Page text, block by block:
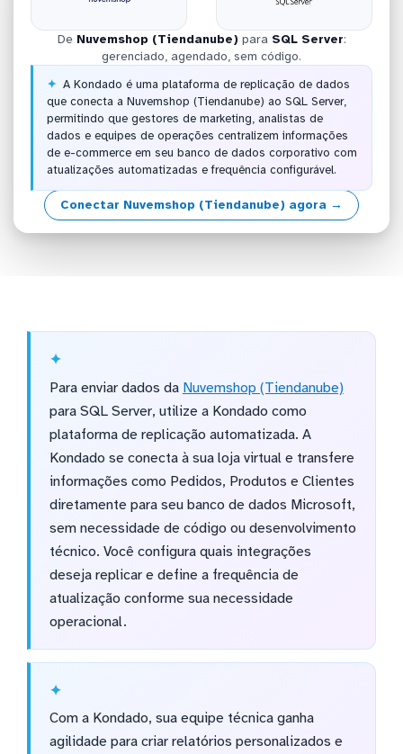
De Nuvemshop (Tiendanube) para SQL Server:
gerenciado, agendado, sem código.
A Kondado é uma plataforma de replicação de dados
que conecta a Nuvemshop (Tiendanube) ao SQL Server,
permitindo que gestores de marketing, analistas de
dados e equipes de operações centralizem informações
de e-commerce em seu banco de dados corporativo com
atualizações automatizadas e frequência configurável.
Conectar Nuvemshop (Tiendanube) agora →
Para enviar dados da Nuvemshop (Tiendanube)
para SQL Server, utilize a Kondado como
plataforma de replicação automatizada. A
Kondado se conecta à sua loja virtual e transfere
informações como Pedidos, Produtos e Clientes
diretamente para seu banco de dados Microsoft,
sem necessidade de código ou desenvolvimento
técnico. Você configura quais integrações
deseja replicar e define a frequência de
atualização conforme sua necessidade
operacional.
Com a Kondado, sua equipe técnica ganha
agilidade para criar relatórios personalizados e